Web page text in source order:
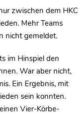
zwischen dem HKC
Mehr Teams
nicht gemeldet.
im Hinspiel den
War aber nicht,
Ein Ergebnis, mit
sein konnten.
Vier-Körbe-